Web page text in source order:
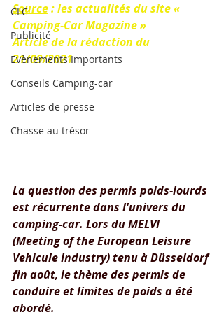
CLC
Publicité
Evènements Importants
Conseils Camping-car
Articles de presse
Chasse au trésor
Source : les actualités du site «
Camping-Car Magazine »
Article de la rédaction du
21/09/2021
La question des permis poids-lourds
est récurrente dans l'univers du
camping-car. Lors du MELVI
(Meeting of the European Leisure
Vehicule Industry) tenu à Düsseldorf
fin août, le thème des permis de
conduire et limites de poids a été
abordé.